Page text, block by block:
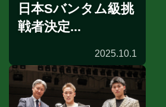
日本Sバンタム級挑
戦者決定...
2025.10.1